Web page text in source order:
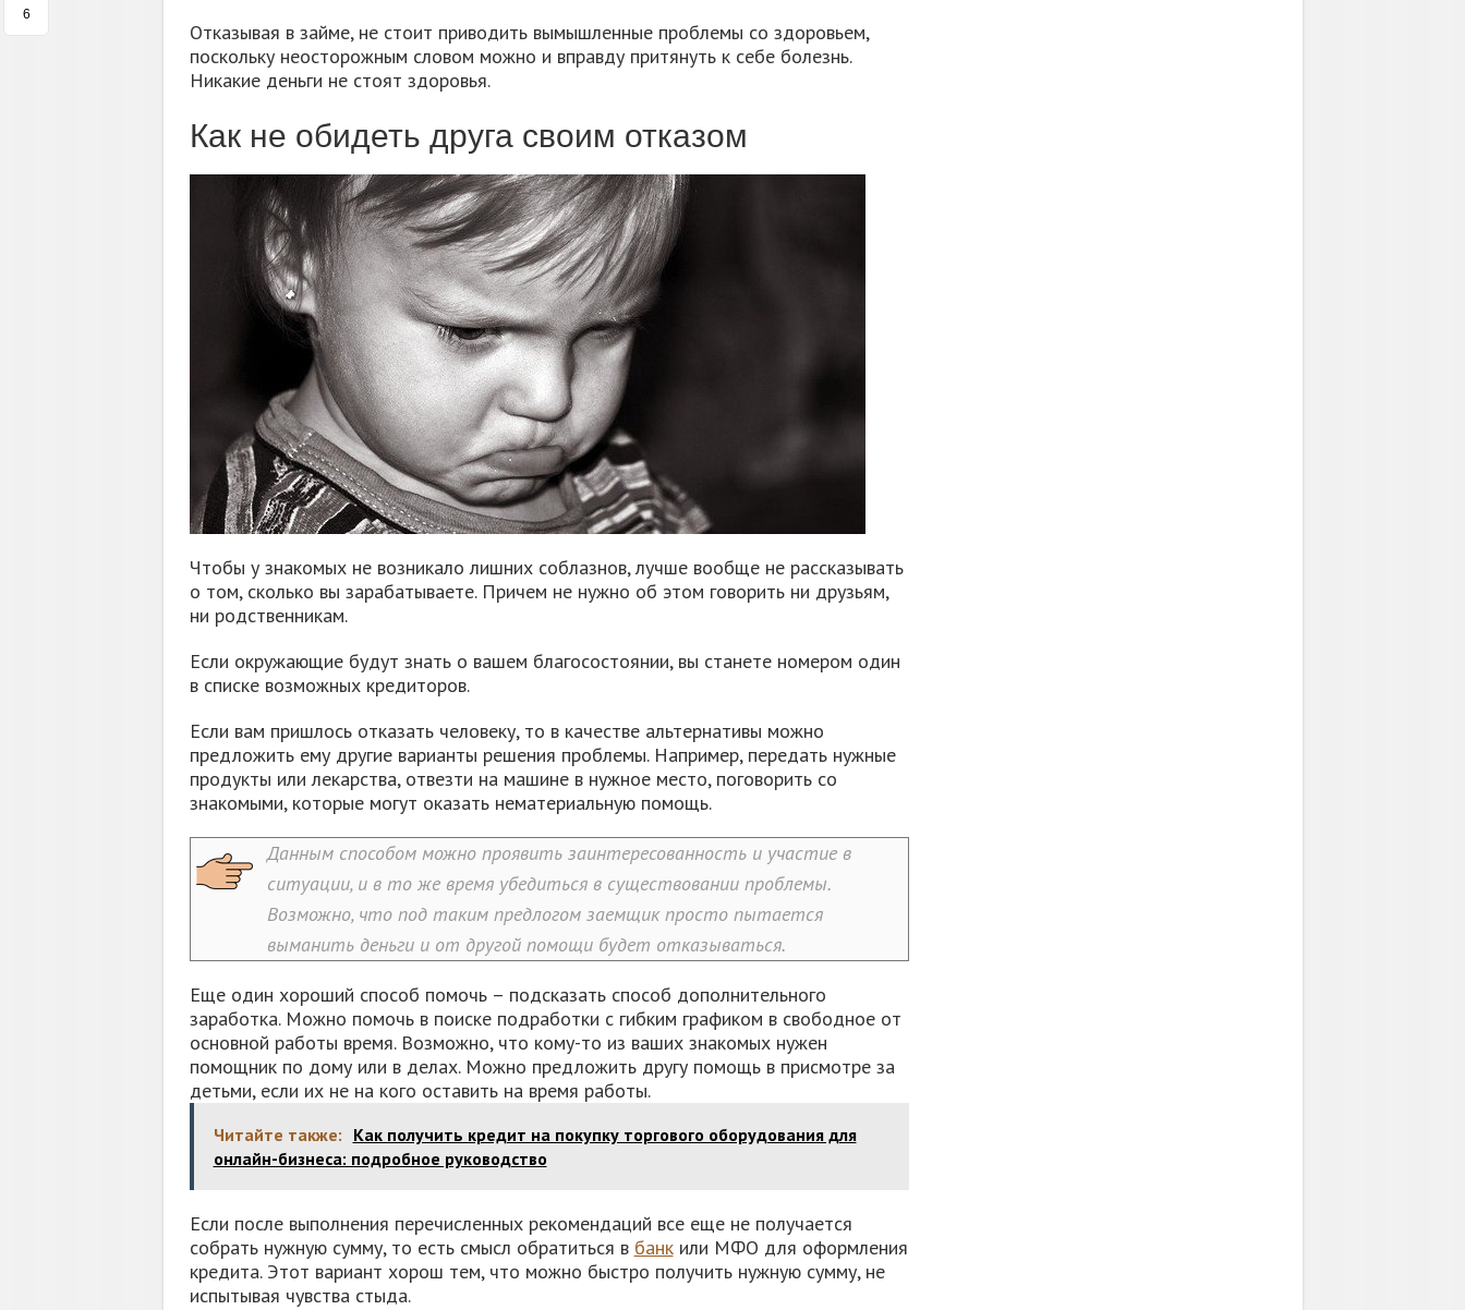
Отказывая в займе, не стоит приводить вымышленные проблемы со здоровьем,
поскольку неосторожным словом можно и вправду притянуть к себе болезнь.
Никакие деньги не стоят здоровья.
Как не обидеть друга своим отказом
Чтобы у знакомых не возникало лишних соблазнов, лучше вообще не рассказывать
о том, сколько вы зарабатываете. Причем не нужно об этом говорить ни друзьям,
ни родственникам.
Если окружающие будут знать о вашем благосостоянии, вы станете номером один
в списке возможных кредиторов.
Если вам пришлось отказать человеку, то в качестве альтернативы можно
предложить ему другие варианты решения проблемы. Например, передать нужные
продукты или лекарства, отвезти на машине в нужное место, поговорить со
знакомыми, которые могут оказать нематериальную помощь.
Данным способом можно проявить заинтересованность и участие в
ситуации, и в то же время убедиться в существовании проблемы.
Возможно, что под таким предлогом заемщик просто пытается
выманить деньги и от другой помощи будет отказываться.
Еще один хороший способ помочь – подсказать способ дополнительного
заработка. Можно помочь в поиске подработки с гибким графиком в свободное от
основной работы время. Возможно, что кому-то из ваших знакомых нужен
помощник по дому или в делах. Можно предложить другу помощь в присмотре за
детьми, если их не на кого оставить на время работы.
Читайте также: Как получить кредит на покупку торгового оборудования для
онлайн-бизнеса: подробное руководство
Если после выполнения перечисленных рекомендаций все еще не получается
собрать нужную сумму, то есть смысл обратиться в банкили МФО для оформления
кредита. Этот вариант хорош тем, что можно быстро получить нужную сумму, не
испытывая чувства стыда.
6